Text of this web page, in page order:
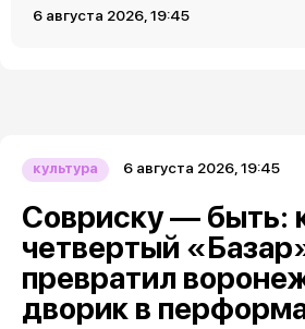
6 августа 2026, 19:45
культура 6 августа 2026, 19:45
Совриску — быть:
четвертый
превратил
дворик в